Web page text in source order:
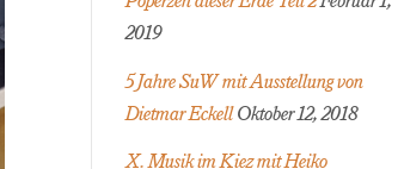
2019
5 Jahre SuW mit Ausstellung von
Dietmar Eckell Oktober 12, 2018
X. Musik im Kiez mit Heiko